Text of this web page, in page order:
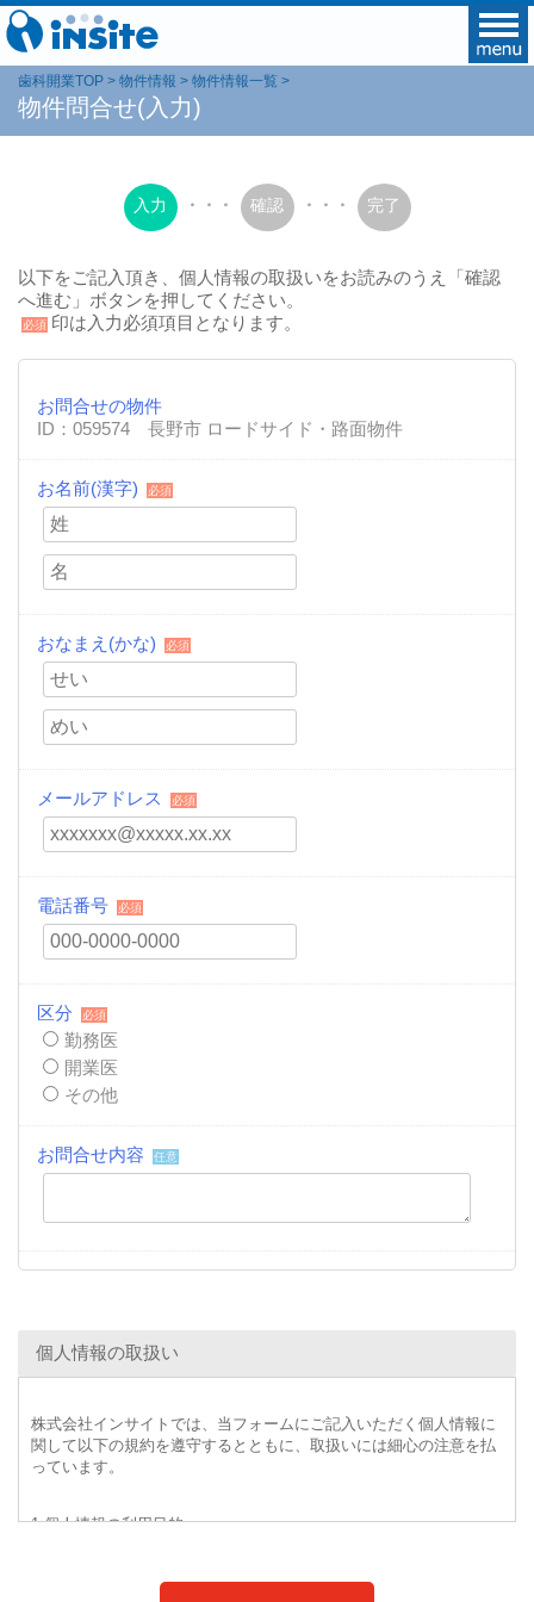
歯科開業TOP 物件情報 物件情報一覧
物件問合せ(入力)
入力 ・・・ 確認 ・・・ 完了
以下をご記入頂き、個人情報の取扱いをお読みのうえ「確認
へ進む」ボタンを押してください。
必須 印は入力必須項目となります。
お問合せの物件
ID：059574 長野市 ロードサイド・路面物件
お名前(漢字) 必須
おなまえ(かな) 必須
メールアドレス 必須
電話番号 必須
区分 必須
勤務医
開業医
その他
お問合せ内容 任意
個人情報の取扱い
株式会社インサイトでは、当フォームにご記入いただく個人情報に
関して以下の規約を遵守するとともに、取扱いには細心の注意を払
っています。
1.個人情報の利用目的